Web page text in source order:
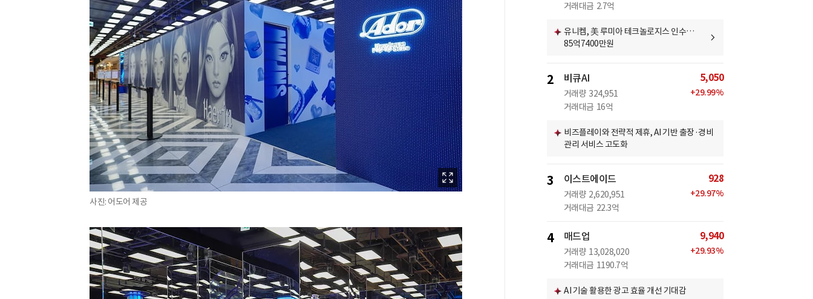
사진: 어도어 제공
거래대금 2.7억
유니켐, 美 루미아 테크놀로지스 인수…
85억7400만원
2 비큐AI
거래량 324,951
거래대금 16억
5,050
+29.99%
비즈플레이와 전략적 제휴, AI 기반 출장·경비
관리 서비스 고도화
3 이스트에이드
거래량 2,620,951
거래대금 22.3억
928
+29.97%
4 매드업
거래량 13,028,020
거래대금 1190.7억
9,940
+29.93%
AI 기술 활용한 광고 효율 개선 기대감